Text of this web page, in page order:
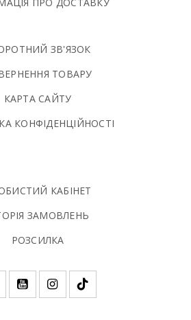
ЗВ'ЯЗОК
ТОВАРУ
КАРТА САЙТУ
КОНФIДЕНЦIЙНОСТI
КАБІНЕТ
ЗАМОВЛЕНЬ
РОЗСИЛКА